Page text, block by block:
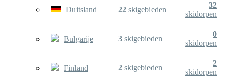
Duitsland 22 skigebieden
32
skidorpen
Bulgarije 3 skigebieden
0
skidorpen
Finland 2 skigebieden
2
skidorpen